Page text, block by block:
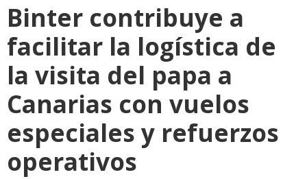
Binter contribuye a
facilitar la logística de
la visita del papa a
Canarias con vuelos
especiales y refuerzos
operativos